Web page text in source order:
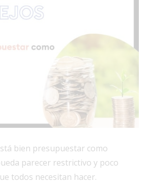
bien presupuestar como
parecer restrictivo y poco
todos necesitan hacer.